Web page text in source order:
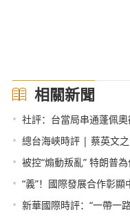
相關新聞
• 社評：台當局串通蓬佩奧
• 總台海峽時評 | 蔡英文
• 被控“煽動叛亂” 特朗普
• “義”！國際發展合作彰顯
• 新華國際時評：“一帶一